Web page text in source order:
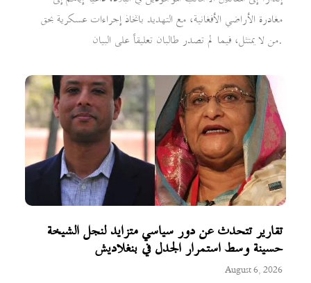
مغادرة الأراضي الأفغانية، مع التهديد باتخاذ إجراءات عسكرية بحق
من لا يمتثل، فيما لم تصدر طالبان تعليقاً على البيان.
تقارير تتحدث عن دور سياسي متزايد لنجل الشيخة
حسينة وسط استمرار الجدل في بنغلاديش
August 6, 2026